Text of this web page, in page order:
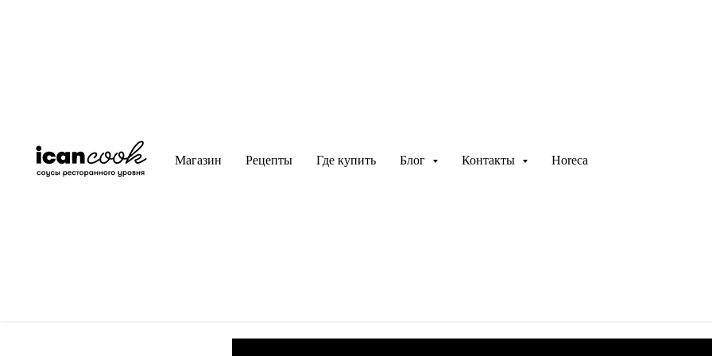
Магазин Рецепты Где купить Блог Контакты Horeca